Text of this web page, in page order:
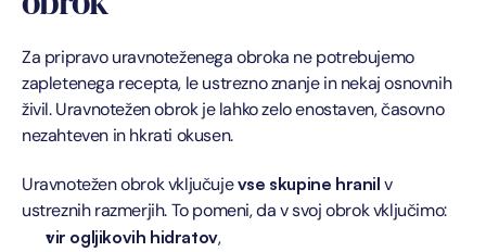
Za pripravo uravnoteženega obroka ne potrebujemo
zapletenega recepta, le ustrezno znanje in nekaj osnovnih
živil. Uravnotežen obrok je lahko zelo enostaven, časovno
nezahteven in hkrati okusen.
Uravnotežen obrok vključuje vse skupine hranil v
ustreznih razmerjih. To pomeni, da v svoj obrok vključimo:
vir ogljikovih hidratov,